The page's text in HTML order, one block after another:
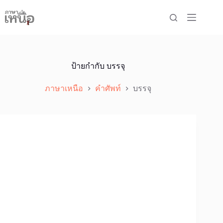
to
content
ป้ายกำกับ บรรจุ
ภาษาเหนือ คำศัพท์ บรรจุ